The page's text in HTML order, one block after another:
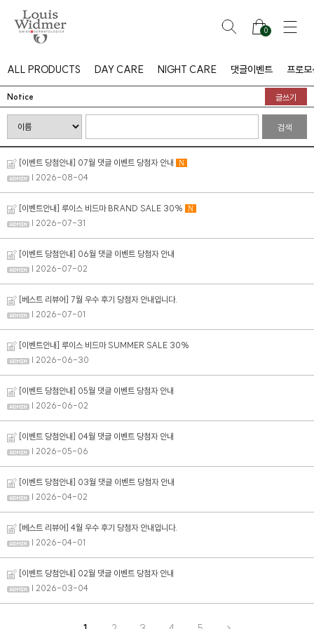
#아이
0
ALL PRODUCTS DAY CARE NIGHT CARE 댓글이벤트 프로모
Notice 글쓰기
검색
[이벤트 당첨안내] 07월 댓글 이벤트 당첨자 안내 N
| 2026-08-04
[이벤트안내] 루이스 비드마 BRAND SALE 30% N
| 2026-07-31
[이벤트 당첨안내] 06월 댓글 이벤트 당첨자 안내
| 2026-07-02
[베스트 리뷰어] 7월 우수 후기 당첨자 안내입니다.
| 2026-07-01
[이벤트안내] 루이스 비드마 SUMMER SALE 30%
| 2026-06-30
[이벤트 당첨안내] 05월 댓글 이벤트 당첨자 안내
| 2026-06-02
[이벤트 당첨안내] 04월 댓글 이벤트 당첨자 안내
| 2026-05-06
[이벤트 당첨안내] 03월 댓글 이벤트 당첨자 안내
| 2026-04-02
[베스트 리뷰어] 4월 우수 후기 당첨자 안내입니다.
| 2026-04-01
[이벤트 당첨안내] 02월 댓글 이벤트 당첨자 안내
| 2026-03-04